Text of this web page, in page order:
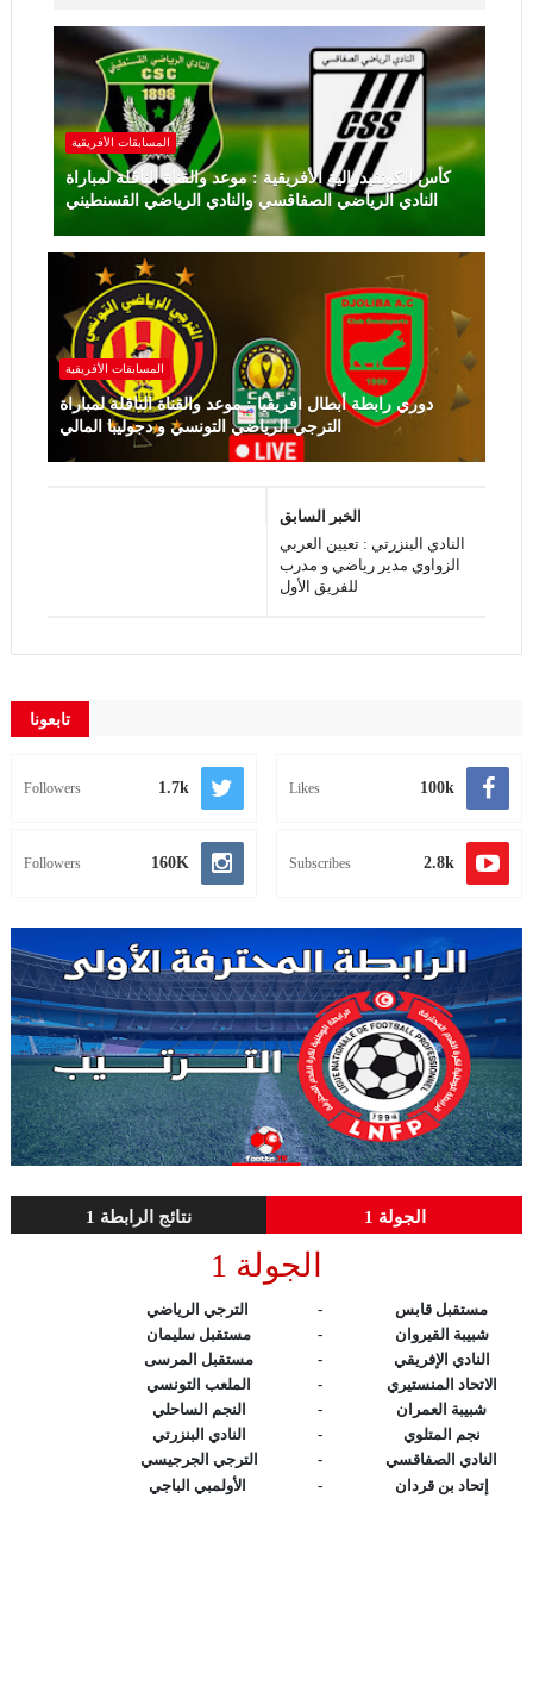
المسابقات الأفريقية
كأس الكونفيدرالية الأفريقية : موعد والقناة الناقلة لمباراة
النادي الرياضي الصفاقسي والنادي الرياضي القسنطيني
المسابقات الأفريقية
دوري رابطة أبطال افريقيا : موعد والقناة الناقلة لمباراة
الترجي الرياضي التونسي و دجوليبا المالي
الخبر السابق
النادي البنزرتي : تعيين العربي
الزواوي مدير رياضي و مدرب
للفريق الأول
تابعونا
100k
Likes
1.7k
Followers
2.8k
Subscribes
160K
Followers
الجولة 1 نتائج الرابطة 1
الجولة 1
مستقبل قابس -
شبيبة القيروان
-
مستقبل سليمان
النادي الإفريقي
-
مستقبل المرسى
الاتحاد المنستيري
-
الملعب التونسي
شبيبة العمران
-
النجم الساحلي
نجم المتلوي
-
النادي البنزرتي
النادي الصفاقسي
-
الترجي الجرجيسي
إتحاد بن قردان
-